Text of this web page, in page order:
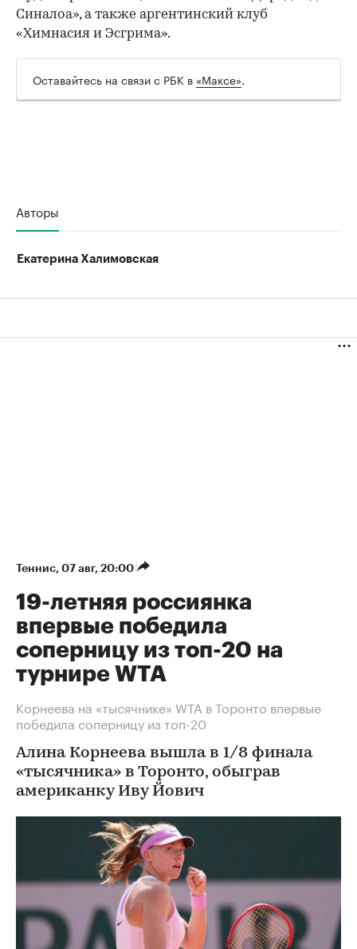
Синалоа», а также аргентинский клуб
«Химнасия и Эсгрима».
Оставайтесь на связи с РБК в «Максе».
Авторы
Екатерина Халимовская
Теннис 07 авг, 20:00
19-летняя россиянка
впервые победила
соперницу из топ-20 на
турнире WTA
Корнеева на «тысячнике» WTA в Торонто впервые
победила соперницу из топ-20
Алина Корнеева вышла в 1/8 финала
«тысячника» в Торонто, обыграв
американку Иву Йович